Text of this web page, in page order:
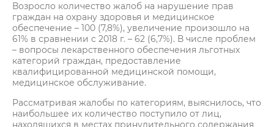
Возросло количество жалоб на нарушение прав
граждан на охрану здоровья и медицинское
обеспечение – 100 (7,8%), увеличение произошло на
61% в сравнении с 2018 г. – 62 (6,7%). В числе проблем
– вопросы лекарственного обеспечения льготных
категорий граждан, предоставление
квалифицированной медицинской помощи,
медицинское обслуживание.
Рассматривая жалобы по категориям, выяснилось, что
наибольшее их количество поступило от лиц,
находящихся в местах принудительного содержания